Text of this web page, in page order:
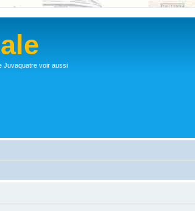
Juvaquatre voir aussi